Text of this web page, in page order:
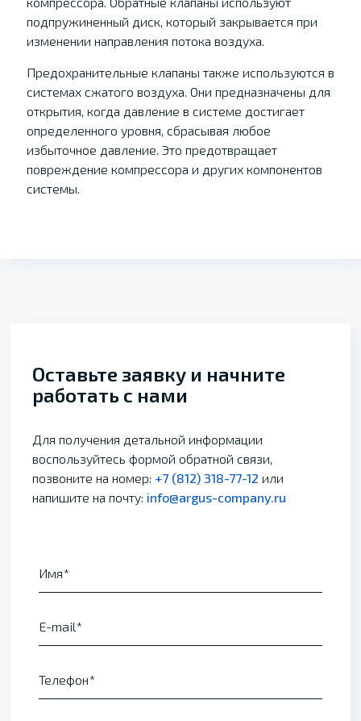
подпружиненный диск, который закрывается при
изменении направления потока воздуха.
Предохранительные клапаны также используются в
системах сжатого воздуха. Они предназначены для
открытия, когда давление в системе достигает
определенного уровня, сбрасывая любое
избыточное давление. Это предотвращает
повреждение компрессора и других компонентов
системы.
Оставьте заявку и начните
работать с нами
Для получения детальной информации
воспользуйтесь формой обратной связи,
позвоните на номер: +7 (812) 318-77-12 или
напишите на почту: info@argus-company.ru
Имя
E-mail
Телефон